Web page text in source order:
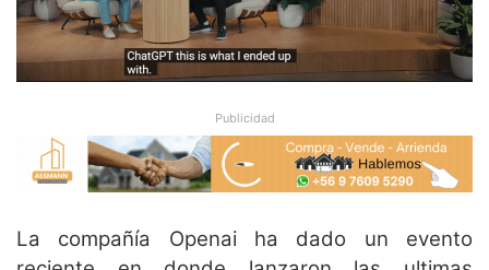
Publicidad
La compañía Openai ha dado un evento